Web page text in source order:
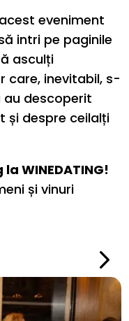
eveniment
intri pe paginile
asculți
care, inevitabil, s-
descoperit
și despre ceilalți
WINEDATING!
și vinuri